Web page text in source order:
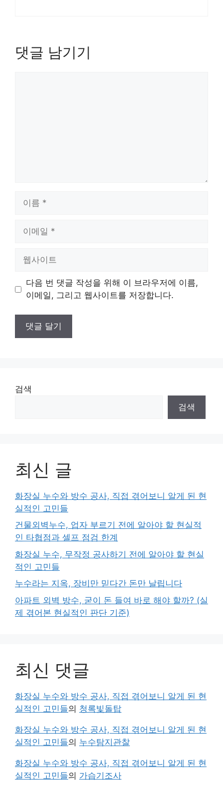
댓글 남기기
트
다음 번 댓글 작성을 위해 이 브라우저에 이름,
이메일, 그리고 웹사이트를 저장합니다.
검색
검색
최신 글
화장실 누수와 방수 공사, 직접 겪어보니 알게 된 현
실적인 고민들
건물외벽누수, 업자 부르기 전에 알아야 할 현실적
인 타협점과 셀프 점검 한계
화장실 누수, 무작정 공사하기 전에 알아야 할 현실
적인 고민들
누수라는 지옥, 장비만 믿다간 돈만 날립니다
아파트 외벽 방수, 굳이 돈 들여 바로 해야 할까? (실
제 겪어본 현실적인 판단 기준)
최신 댓글
화장실 누수와 방수 공사, 직접 겪어보니 알게 된 현
실적인 고민들의 청록빛돌탑
화장실 누수와 방수 공사, 직접 겪어보니 알게 된 현
실적인 고민들의 누수탐지관찰
화장실 누수와 방수 공사, 직접 겪어보니 알게 된 현
실적인 고민들의 가습기조사